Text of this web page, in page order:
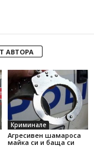
АВТОРА
Криминале
Агресивен шамароса
майка си и баща си